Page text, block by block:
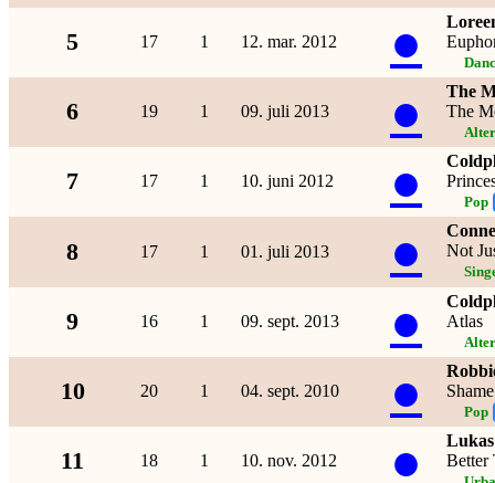
5 17 1 12. mar. 2012 ●
6 19 1 09. juli 2013 ●
The
The
7 17 1 10. juni 2012 ● Pop
8 17 1 01. juli 2013 ●
Not
9 16 1 09. sept. 2013 ●
Atlas
10 20 1 04. sept. 2010 ●
Shame
Pop
11 18 1 10. nov. 2012 ●
Better